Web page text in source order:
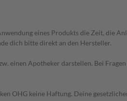
eines Produkts die Zeit, die
dich bitte direkt an den Hersteller.
einen Apotheker darstellen. Bei
OHG keine Haftung. Deine